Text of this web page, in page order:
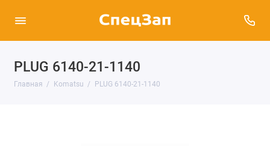
PLUG 6140-21-1140
Главная Komatsu PLUG 6140-21-1140